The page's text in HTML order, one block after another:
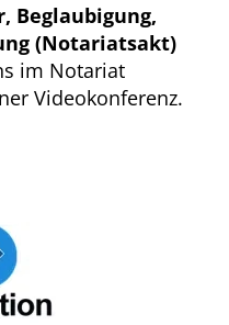
Beglaubigung,
(Notariatsakt)
im Notariat
Videokonferenz.